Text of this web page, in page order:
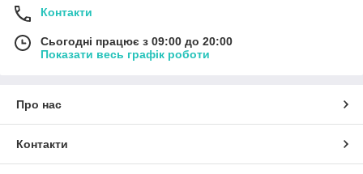
Контакти
Сьогодні працює з 09:00 до 20:00
Показати весь графік роботи
Про нас
Контакти